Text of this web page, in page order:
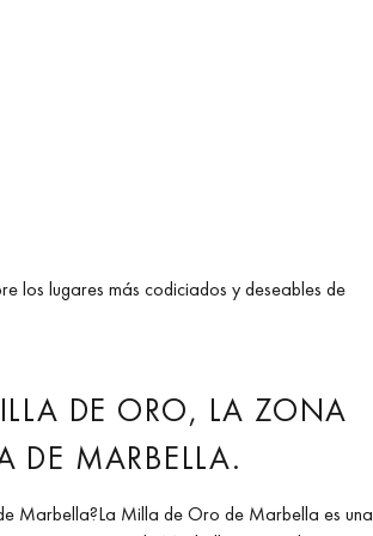
los lugares más codiciados y deseables de
DE ORO, LA ZONA
DE MARBELLA.
Marbella?La Milla de Oro de Marbella es una